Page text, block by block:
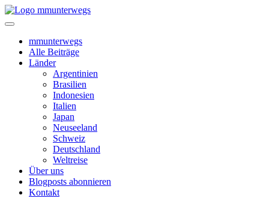
mmunterwegs
Alle Beiträge
Länder
Argentinien
Brasilien
Indonesien
Italien
Japan
Neuseeland
Schweiz
Deutschland
Weltreise
Über uns
Blogposts abonnieren
Kontakt